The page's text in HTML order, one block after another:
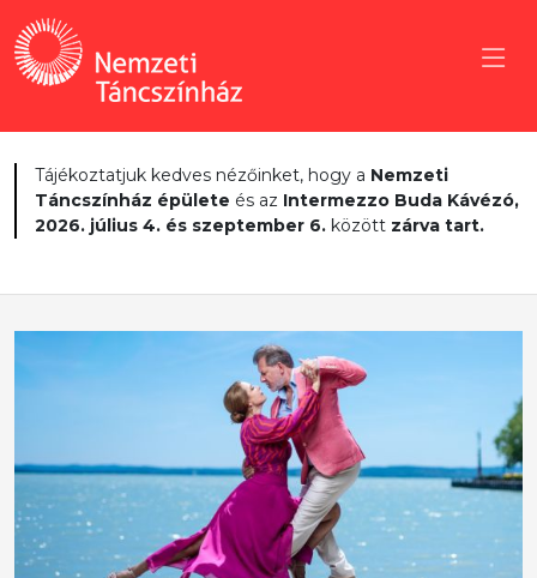
Tájékoztatjuk kedves nézőinket, hogy a Nemzeti
Táncszínház épülete és az Intermezzo Buda Kávézó,
2026. július 4. és szeptember 6. között zárva tart.